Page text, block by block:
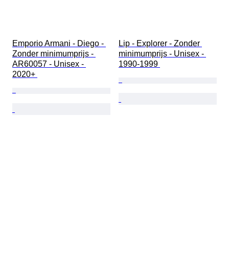
Emporio Armani - Diego -
Zonder minimumprijs -
AR60057 - Unisex -
2020+
Lip - Explorer - Zonder
minimumprijs - Unisex -
1990-1999